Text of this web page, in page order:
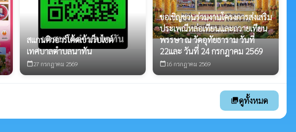
สแกนคิวอาร์โค้ดเข้าเว็บไซต์
เทศบาลตำบลนาทัน
calendar_today 27 กรกฎาคม 2569
ขอเชิญชวนร่วมงานโครงการส่งเสริม
ประเพณีหล่อเทียนและถวายเทียน
พรรษา ณ วัดอุทัยธาราม วันที่
22และ วันที่ 24 กรกฎาคม 2569
calendar_today 16 กรกฎาคม 2569
photo_libraryดูทั้งหมด